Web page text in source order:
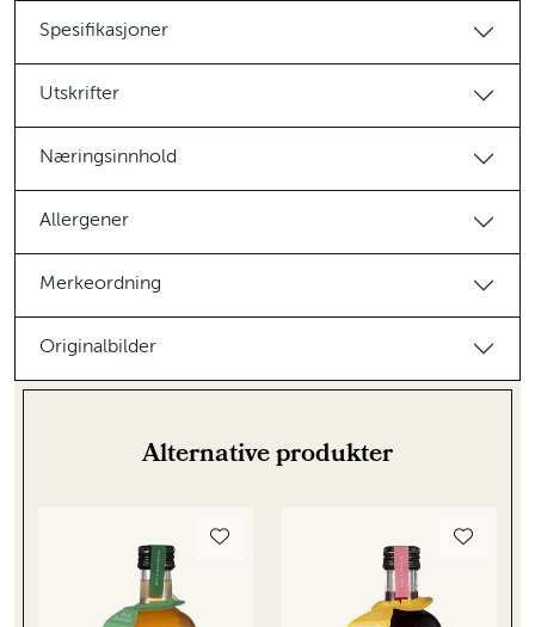
Spesifikasjoner
Utskrifter
Næringsinnhold
Allergener
Merkeordning
Originalbilder
Alternative produkter